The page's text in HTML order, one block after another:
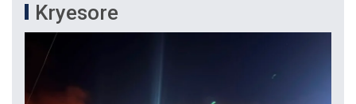
Kryesore